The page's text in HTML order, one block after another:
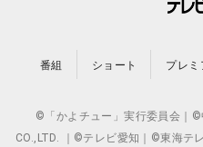
番組 ショート プレミ
©「かよチュー」実行委員会｜©
CO.,LTD. ｜©テレビ愛知｜©東海テ